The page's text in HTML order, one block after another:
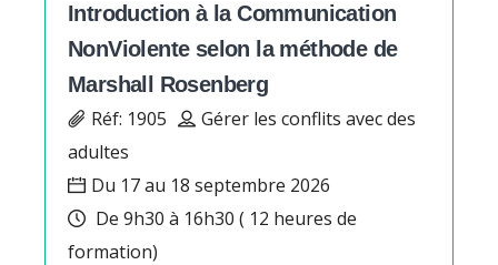
Introduction à la Communication
NonViolente selon la méthode de
Marshall Rosenberg
Réf: 1905
Gérer les conflits avec des
adultes
Du 17 au 18 septembre 2026
De 9h30 à 16h30 ( 12 heures de
formation)